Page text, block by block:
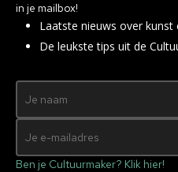
Privacyverklaring
agency Brendly&Mad
in je mailbox!
Laatste nieuws over kunst
De leukste tips uit de
Ben je Cultuurmaker? Klik hier!